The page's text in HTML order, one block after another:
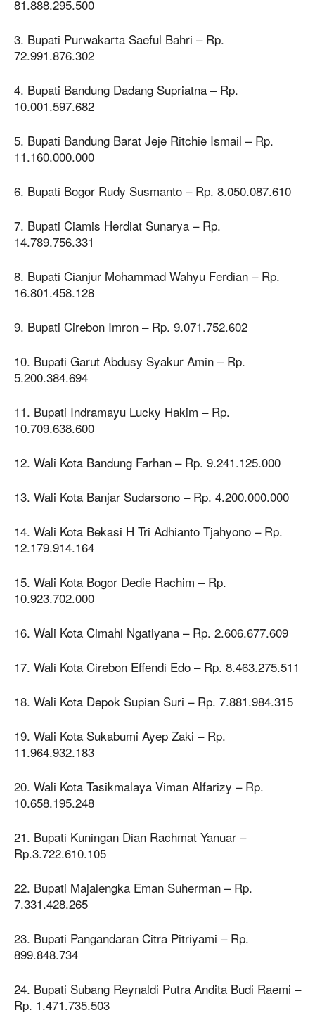
81.888.295.500
3. Bupati Purwakarta Saeful Bahri – Rp.
72.991.876.302
4. Bupati Bandung Dadang Supriatna – Rp.
10.001.597.682
5. Bupati Bandung Barat Jeje Ritchie Ismail – Rp.
11.160.000.000
6. Bupati Bogor Rudy Susmanto – Rp. 8.050.087.610
7. Bupati Ciamis Herdiat Sunarya – Rp.
14.789.756.331
8. Bupati Cianjur Mohammad Wahyu Ferdian – Rp.
16.801.458.128
9. Bupati Cirebon Imron – Rp. 9.071.752.602
10. Bupati Garut Abdusy Syakur Amin – Rp.
5.200.384.694
11. Bupati Indramayu Lucky Hakim – Rp.
10.709.638.600
12. Wali Kota Bandung Farhan – Rp. 9.241.125.000
13. Wali Kota Banjar Sudarsono – Rp. 4.200.000.000
14. Wali Kota Bekasi H Tri Adhianto Tjahyono – Rp.
12.179.914.164
15. Wali Kota Bogor Dedie Rachim – Rp.
10.923.702.000
16. Wali Kota Cimahi Ngatiyana – Rp. 2.606.677.609
17. Wali Kota Cirebon Effendi Edo – Rp. 8.463.275.511
18. Wali Kota Depok Supian Suri – Rp. 7.881.984.315
19. Wali Kota Sukabumi Ayep Zaki – Rp.
11.964.932.183
20. Wali Kota Tasikmalaya Viman Alfarizy – Rp.
10.658.195.248
21. Bupati Kuningan Dian Rachmat Yanuar –
Rp.3.722.610.105
22. Bupati Majalengka Eman Suherman – Rp.
7.331.428.265
23. Bupati Pangandaran Citra Pitriyami – Rp.
899.848.734
24. Bupati Subang Reynaldi Putra Andita Budi Raemi –
Rp. 1.471.735.503